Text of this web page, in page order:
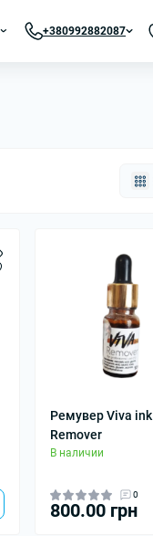
+380992882087
Ремувер Viva ink
Remover
В наличии
0
800.00 грн